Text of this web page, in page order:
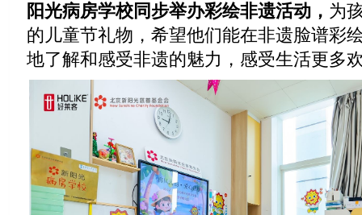
阳光病房学校同步举办彩绘非遗活动， 为
的儿童节礼物，希望他们能在非遗脸谱彩
地了解和感受非遗的魅力，感受生活更多